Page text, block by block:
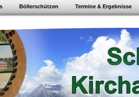
Böllerschützen Termine & Ergebnisse